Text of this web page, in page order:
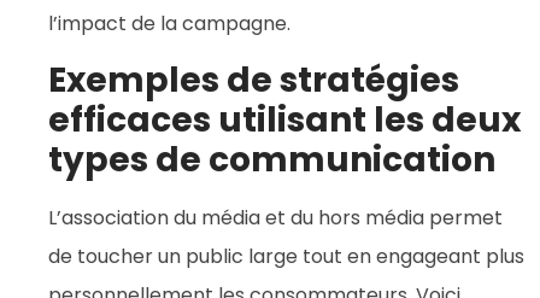
l’impact de la campagne.
Exemples de stratégies
efficaces utilisant les deux
types de communication
L’association du média et du hors média permet
de toucher un public large tout en engageant plus